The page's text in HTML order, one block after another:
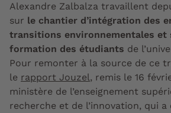
Alexandre Zalbalza travaillent
sur le chantier d’intégration des
transitions environnementales et
formation des étudiants de
Pour remonter à la source de ce
le rapport Jouzel, remis le 16
ministère de l’enseignement
recherche et de l’innovation, qui